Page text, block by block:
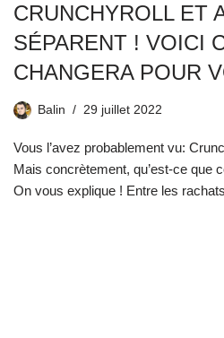
CRUNCHYROLL ET
SÉPARENT ! VOICI
CHANGERA POUR
Balin 29 juillet 2022
Vous l’avez probablement vu:
Mais concrètement, qu’est-ce que
On vous explique ! Entre les